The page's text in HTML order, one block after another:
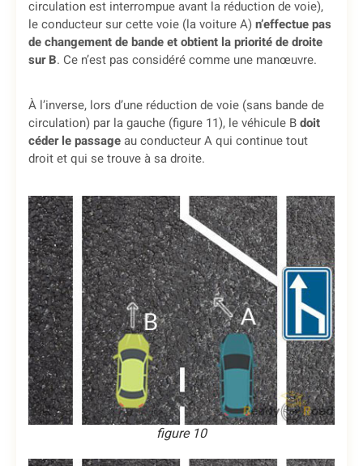
circulation est interrompue avant la réduction de voie),
le conducteur sur cette voie (la voiture A)n’effectue pas
de changement de bande et obtient la priorité de droite
sur B. Ce n’est pas considéré comme une manœuvre.
À l’inverse, lors d’une réduction de voie (sans bande de
circulation) par la gauche (figure 11), le véhicule Bdoit
céder le passage au conducteur A qui continue tout
droit et qui se trouve à sa droite.
figure 10